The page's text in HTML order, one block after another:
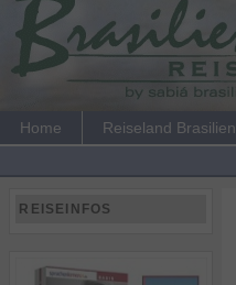
Home Reiseland Brasilien
REISEINFOS